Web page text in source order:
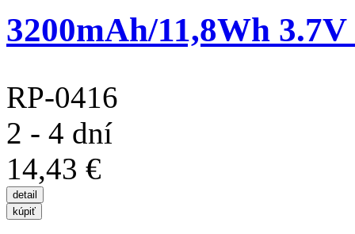
3200mAh/11,8Wh
RP-0416
2 - 4 dní
14,43 €